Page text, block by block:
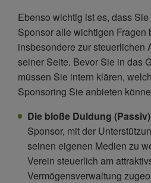
Ebenso wichtig ist es, dass
Sponsor alle wichtigen Fragen
insbesondere zur steuerlichen
seiner Seite. Bevor Sie in das
müssen Sie intern klären,
Sponsoring Sie anbieten
Die bloße Duldung
Sponsor, mit der
seinen eigenen Medien zu
Verein steuerlich am
Vermögensverwaltung